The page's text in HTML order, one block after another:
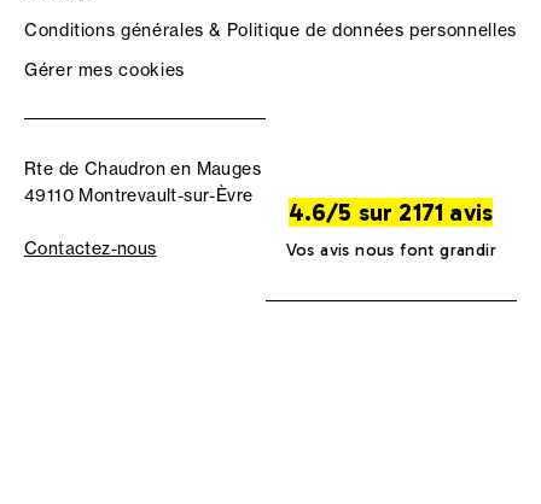
Conditions générales & Politique de données personnelles
Gérer mes cookies
Rte de Chaudron en Mauges
49110 Montrevault-sur-Èvre
Contactez-nous
4.6/5 sur 2171 avis
Vos avis nous font grandir